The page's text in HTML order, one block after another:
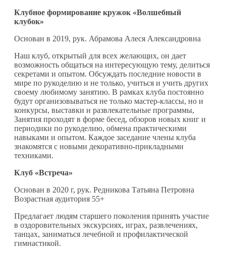
Клубное формирование кружок «Волшебный
клубок»
Основан в 2019, рук. Абрамова Алеся Александровна
Наш клуб, открытый для всех желающих, он дает
возможность общаться на интересующую тему, делиться
секретами и опытом. Обсуждать последние новости в
мире по рукоделию и не только, учиться и учить других
своему любимому занятию. В рамках клуба постоянно
будут организовываться не только мастер-классы, но и
конкурсы, выставки и развлекательные программы,
Занятия проходят в форме бесед, обзоров новых книг и
периодики по рукоделию, обмена практическими
навыками и опытом. Каждое заседание члены клуба
знакомятся с новыми декоративно-прикладными
техниками.
Клуб «Встреча»
Основан в 2020 г, рук. Редникова Татьяна Петровна
Возрастная аудитория 55+
Предлагает людям старшего поколения принять участие
в оздоровительных экскурсиях, играх, развлечениях,
танцах, заниматься лечебной и профилактической
гимнастикой.